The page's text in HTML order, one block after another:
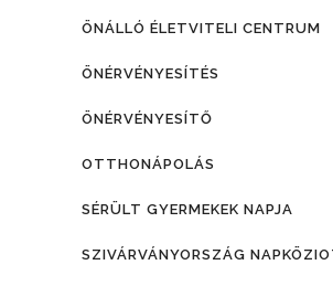
ÖNÁLLÓ ÉLETVITELI CENTRUM
ÖNÉRVÉNYESÍTÉS
ÖNÉRVÉNYESÍTŐ
OTTHONÁPOLÁS
SÉRÜLT GYERMEKEK NAPJA
SZIVÁRVÁNYORSZÁG